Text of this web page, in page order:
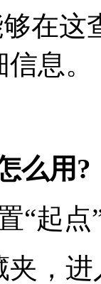
在这
息。
么用?
“起点
，